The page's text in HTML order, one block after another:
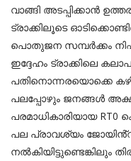
വാങ്ങി അടപ്പിക്കാൻ
ട്രാക്കിലൂടെ
പൊതുജന സമ്പർക്കം
ഇദ്ദേഹം ട്രാക്കിലെ
പതിനൊന്നരയൊക്കെ
പലപ്പോഴും ജനങ്ങൾ
പരമാധികാരിയായ
പല പ്രാവശ്യം ജോയിൻ്റ്
നൽകിയിട്ടുണ്ടെങ്കിലും